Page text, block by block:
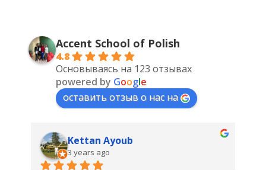
Accent School of Polish
4.8
Основываясь на 123 отзывах
powered by Google
оставить отзыв о нас на
Kettan Ayoub
3 years ago